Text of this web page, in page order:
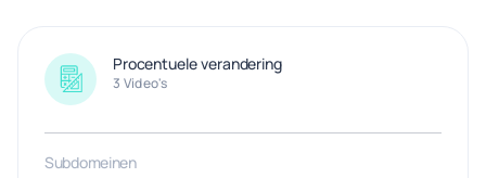
Procentuele verandering
3 Video's
Subdomeinen